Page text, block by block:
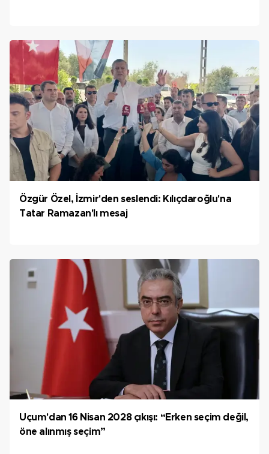
Özgür Özel, İzmir'den seslendi: Kılıçdaroğlu'na
Tatar Ramazan'lı mesaj
Uçum'dan 16 Nisan 2028 çıkışı: “Erken seçim değil,
öne alınmış seçim”